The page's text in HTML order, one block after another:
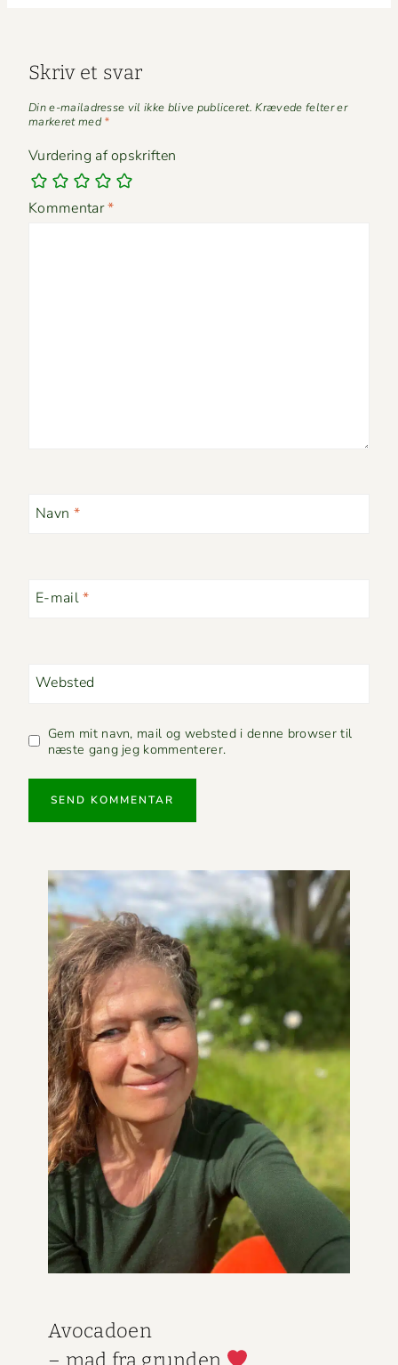
Skriv et svar
Din e-mailadresse vil ikke blive publiceret. Krævede felter er
markeret med*
Vurdering af opskriften
Kommentar*
Navn *
E-mail*
Websted
Gem mit navn, mail og websted i denne browser til
næste gang jeg kommenterer.
Avo­ca­doen
– mad fra grun­den